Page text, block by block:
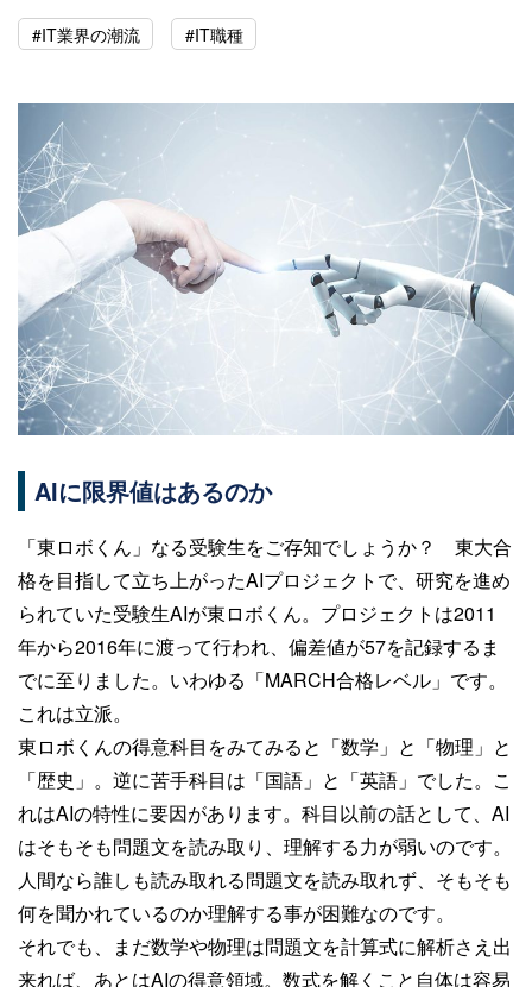
#IT業界の潮流 #IT職種
AIに限界値はあるのか
「東ロボくん」なる受験生をご存知でしょうか？ 東大合
格を目指して立ち上がったAIプロジェクトで、研究を進め
られていた受験生AIが東ロボくん。プロジェクトは2011
年から2016年に渡って行われ、偏差値が57を記録するま
でに至りました。いわゆる「MARCH合格レベル」です。
これは立派。
東ロボくんの得意科目をみてみると「数学」と「物理」と
「歴史」。逆に苦手科目は「国語」と「英語」でした。こ
れはAIの特性に要因があります。科目以前の話として、AI
はそもそも問題文を読み取り、理解する力が弱いのです。
人間なら誰しも読み取れる問題文を読み取れず、そもそも
何を聞かれているのか理解する事が困難なのです。
それでも、まだ数学や物理は問題文を計算式に解析さえ出
来れば、あとはAIの得意領域。数式を解くこと自体は容易